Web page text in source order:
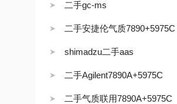
二手gc-ms
二手安捷伦气质7890+5975C
shimadzu二手aas
二手Agilent7890A+5975C
二手气质联用7890A+5975C